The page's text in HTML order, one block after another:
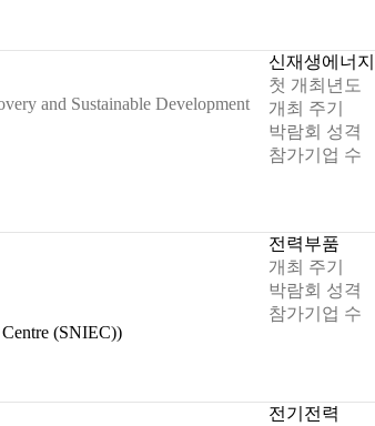
and Sustainable Development
신재생에너지
첫 개최년도
개최 주기
박람회 성격
참가기업 수
(SNIEC))
전력부품
개최 주기
박람회 성격
참가기업 수
전기 전력